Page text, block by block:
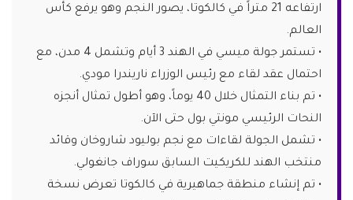
ارتفاعه 21 متراً في كالكوتا، يصور النجم وهو يرفع كأس
العالم.
• تستمر جولة ميسي في الهند 3 أيام وتشمل 4 مدن، مع
احتمال عقد لقاء مع رئيس الوزراء ناريندرا مودي.
• تم بناء التمثال خلال 40 يوماً، وهو أطول تمثال أنجزه
النحات الرئيسي مونتي بول حتى الآن.
• تشمل الجولة لقاءات مع نجم بوليود شاروخان وقائد
منتخب الهند للكريكيت السابق سوراف جانغولي.
• تم إنشاء منطقة جماهيرية في كالكوتا تعرض نسخة